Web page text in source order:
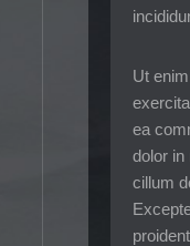
Ut
ea
dolor in
cillum